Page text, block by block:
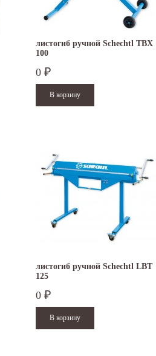
листогиб ручной Schechtl TBX
100
0 ₽
листогиб ручной Schechtl LBT
125
0 ₽